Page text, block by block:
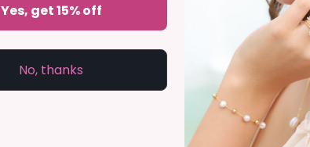
Yes, get 15% off
No, thanks